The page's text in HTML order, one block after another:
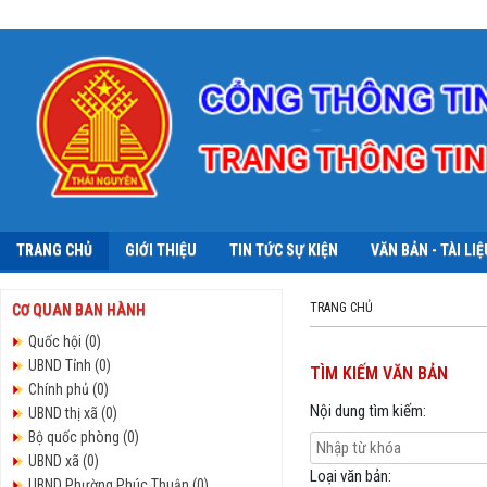
TRANG CHỦ GIỚI THIỆU TIN TỨC SỰ KIỆN VĂN BẢN - TÀI
CƠ QUAN BAN HÀNH
Quốc hội (0)
UBND Tỉnh (0)
Chính phủ (0)
UBND thị xã (0)
Bộ quốc phòng (0)
UBND xã (0)
TRANG CHỦ
TÌM KIẾM VĂN BẢN
Nội dung tìm kiếm:
Loại văn bản: